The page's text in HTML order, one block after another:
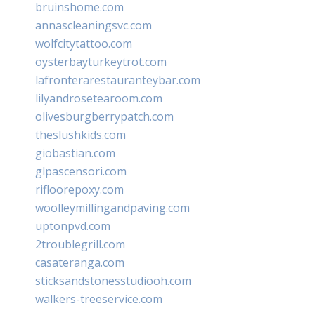
bruinshome.com
annascleaningsvc.com
wolfcitytattoo.com
oysterbayturkeytrot.com
lafronterarestauranteybar.com
lilyandrosetearoom.com
olivesburgberrypatch.com
theslushkids.com
giobastian.com
glpascensori.com
rifloorepoxy.com
woolleymillingandpaving.com
uptonpvd.com
2troublegrill.com
casateranga.com
sticksandstonesstudiooh.com
walkers-treeservice.com